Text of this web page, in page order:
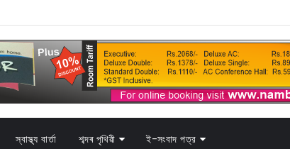
স্বাস্থ্য বাৰ্তা শব্দৰ পৃথিৱী ই-সংবাদ পত্র